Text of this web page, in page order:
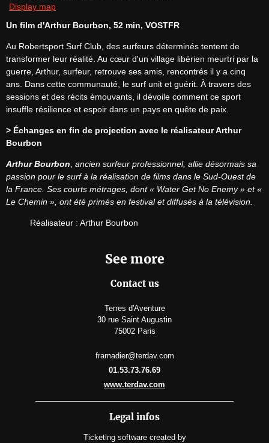
Display map
Un film d'Arthur Bourbon, 52 min, VOSTFR
Au Robertsport Surf Club, des surfeurs déterminés tentent de
transformer leur réalité. Au cœur d'un village libérien meurtri par la
guerre, Arthur, surfeur, retrouve ses amis, rencontrés il y a cinq
ans. Dans cette communauté, le surf unit et guérit. À travers des
sessions et des récits émouvants, il dévoile comment ce sport
insuffle résilience et espoir dans un pays en quête de paix.
> Échanges en fin de projection avec le réalisateur Arthur
Bourbon
Arthur Bourbon ancien surfeur professionnel, allie désormais sa
passion pour le surf à la réalisation de films dans le Sud-Ouest de
la France. Ses courts métrages, dont « Water Get No Enemy » et «
Le Chemin », ont été primés en festival et diffusés à la télévision.
Réalisateur : Arthur Bourbon
See more
Contact us
Terres d'Aventure
30 rue Saint Augustin
75002 Paris
framadier@terdav.com
01.53.73.76.69
www.terdav.com
Legal infos
Ticketing software created by